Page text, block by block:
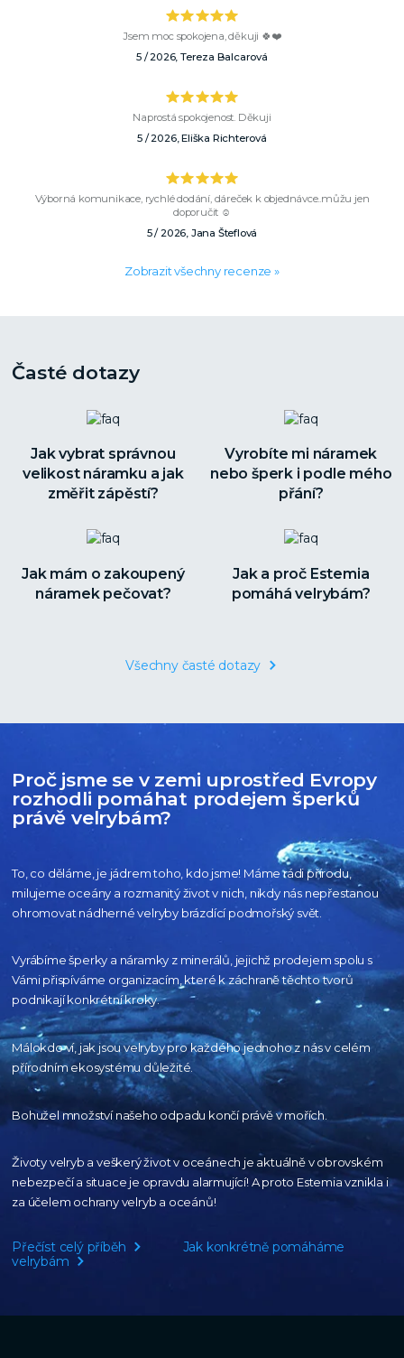
Jsem moc spokojena, děkuji 🍀❤️
5 / 2026, Tereza Balcarová
Naprostá spokojenost. Děkuji
5 / 2026, Eliška Richterová
Výborná komunikace, rychlé dodání, dáreček k objednávce..můžu jen
doporučit ☺️
5 / 2026, Jana Šteflová
Zobrazit všechny recenze »
Časté dotazy
Jak vybrat správnou
velikost náramku a jak
změřit zápěstí?
Vyrobíte mi náramek
nebo šperk i podle mého
přání?
Jak mám o zakoupený
náramek pečovat?
Jak a proč Estemia
pomáhá velrybám?
Všechny časté dotazy
Proč jsme se v zemi uprostřed Evropy
rozhodli pomáhat prodejem šperků
právě velrybám?
To, co děláme, je jádrem toho, kdo jsme! Máme rádi přírodu,
milujeme oceány a rozmanitý život v nich, nikdy nás nepřestanou
ohromovat nádherné velryby brázdící podmořský svět.
Vyrábíme šperky a náramky z minerálů, jejichž prodejem spolu s
Vámi přispíváme organizacím,které k záchraně těchto tvorů
podnikají konkrétní kroky.
Málokdo ví, jak jsou velryby pro každéhojednoho z nás v celém
přírodnímekosystému důležité.
Bohužel množství našeho odpadu končí právě v mořích.
Životy velryb a veškerý život v oceánech je aktuálněv obrovském
nebezpečí a situace je opravdu alarmující!A proto Estemia vznikla i
za účelem ochrany velryb a oceánů!
Přečíst celý příběh
Jak konkrétně pomáháme
velrybám